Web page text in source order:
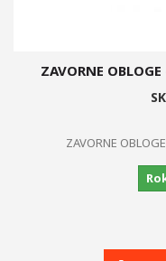
ZAVORNE
ZAVORNE